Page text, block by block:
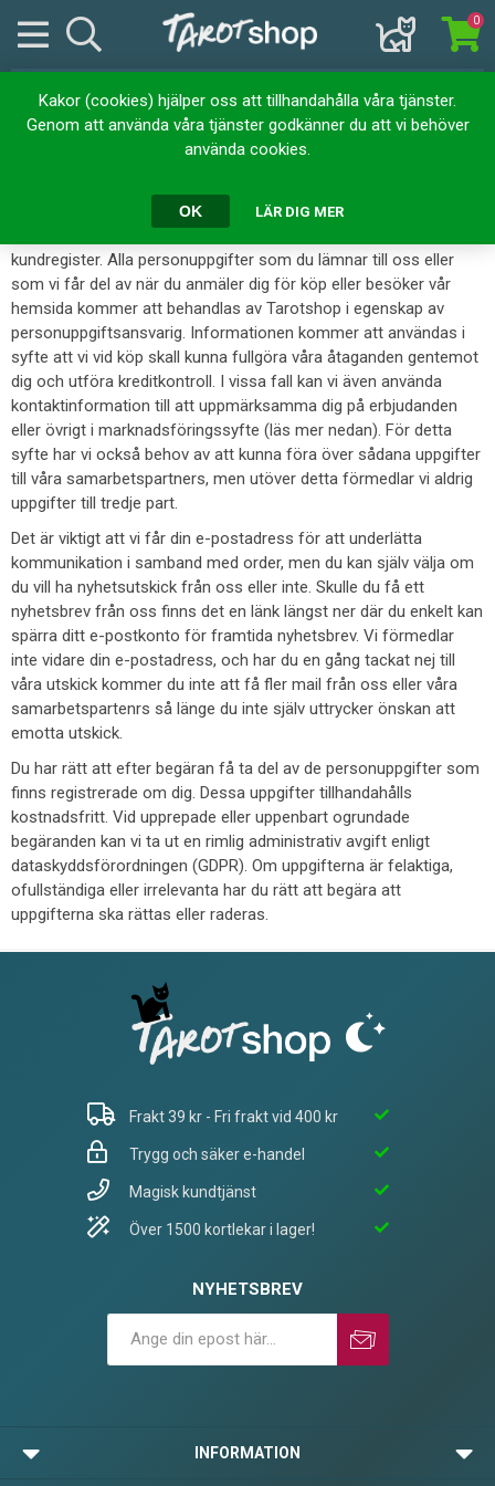
Kakor (cookies) hjälper oss att tillhandahålla våra tjänster.
Genom att använda våra tjänster godkänner du att vi behöver
använda cookies.
OK LÄR DIG MER
0
Personuppgifter
kundregistreringen. Genomförd beställning innebär att du
kundregister. Alla personuppgifter som du lämnar till oss eller
som vi får del av när du anmäler dig för köp eller besöker vår
hemsida kommer att behandlas av Tarotshop i egenskap av
personuppgiftsansvarig. Informationen kommer att användas i
syfte att vi vid köp skall kunna fullgöra våra åtaganden gentemot
dig och utföra kreditkontroll. I vissa fall kan vi även använda
kontaktinformation till att uppmärksamma dig på erbjudanden
eller övrigt i marknadsföringssyfte (läs mer nedan). För detta
syfte har vi också behov av att kunna föra över sådana uppgifter
till våra samarbetspartners, men utöver detta förmedlar vi aldrig
uppgifter till tredje part.
Det är viktigt att vi får din e-postadress för att underlätta
kommunikation i samband med order, men du kan själv välja om
du vill ha nyhetsutskick från oss eller inte. Skulle du få ett
nyhetsbrev från oss finns det en länk längst ner där du enkelt kan
spärra ditt e-postkonto för framtida nyhetsbrev. Vi förmedlar
inte vidare din e-postadress, och har du en gång tackat nej till
våra utskick kommer du inte att få fler mail från oss eller våra
samarbetspartenrs så länge du inte själv uttrycker önskan att
emotta utskick.
Du har rätt att efter begäran få ta del av de personuppgifter som
finns registrerade om dig. Dessa uppgifter tillhandahålls
kostnadsfritt. Vid upprepade eller uppenbart ogrundade
begäranden kan vi ta ut en rimlig administrativ avgift enligt
dataskyddsförordningen (GDPR). Om uppgifterna är felaktiga,
ofullständiga eller irrelevanta har du rätt att begära att
uppgifterna ska rättas eller raderas.
Frakt 39 kr - Fri frakt vid 400 kr
Trygg och säker e-handel
Magisk kundtjänst
Över 1500 kortlekar i lager!
NYHETSBREV
INFORMATION